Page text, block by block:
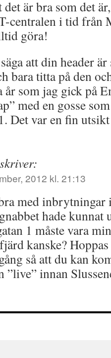
det är bra som det
centralen i tid från
göra!
att din header
bara titta på den
som jag gick på
med en gosse
Det var en fin
skriver:
2012 kl. 21:13
med inbrytningar
hade kunnat
1 måste vara
kanske?
så att du kan
”live” innan